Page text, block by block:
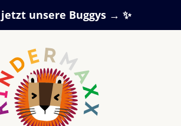
jetzt unsere Buggys → ✨